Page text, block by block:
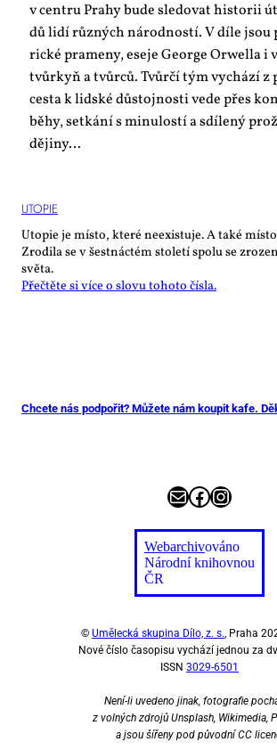
v cen­t­ru Pra­hy bu­de sle­do­vat his­to­rii
dů li­dí růz­ných ná­rod­nos­tí. V dí­le
ric­ké pra­me­ny, ese­je Ge­or­ge Orwel­la i
tvůr­kyň a tvůr­ců. Tvůr­čí tým vy­chá­zí z
ces­ta k lid­ské dů­stoj­nos­ti ve­de přes
běhy, se­tká­ní s mi­nu­los­tí a sdí­le­ný
dě­ji­ny…
UTO­PIE
Utopie je místo, které neexistuje. A také
Zrodila se v šestnáctém století spolu se
světa.
Přečtěte si více o slovu tohoto čísla.
Chcete nás podpořit? Můžete nám koupit kafe.
E-mailFacebook
Webarchivováno
Národní knihovnou
ČR
© Umělecká skupina Dílo, z. s., Praha
Nové číslo časopisu vychází jednou za
ISSN 3029-6501
Není-li uvedeno jinak, fotografie
z volných zdrojů Unsplash, Wikimedia,
a jsou šířeny pod původní CC